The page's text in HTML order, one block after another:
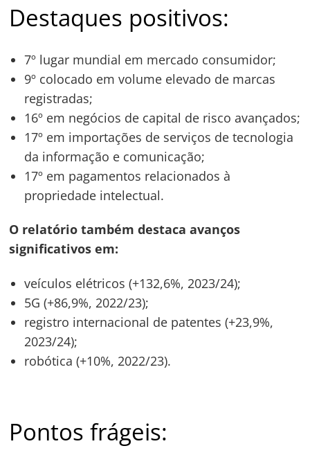
Destaques positivos:
7º lugar mundial em mercado consumidor;
9º colocado em volume elevado de marcas
registradas;
16º em negócios de capital de risco avançados;
17º em importações de serviços de tecnologia
da informação e comunicação;
17º em pagamentos relacionados à
propriedade intelectual.
O relatório também destaca avanços
significativos em:
veículos elétricos (+132,6%, 2023/24);
5G (+86,9%, 2022/23);
registro internacional de patentes (+23,9%,
2023/24);
robótica (+10%, 2022/23).
Pontos frágeis:
Navegação
Post